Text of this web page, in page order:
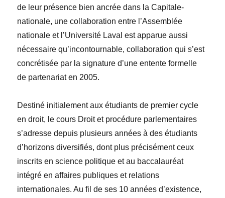
de leur présence bien ancrée dans la Capitale-
nationale, une collaboration entre l’Assemblée
nationale et l’Université Laval est apparue aussi
nécessaire qu’incontournable, collaboration qui s’est
concrétisée par la signature d’une entente formelle
de partenariat en 2005.
Destiné initialement aux étudiants de premier cycle
en droit, le cours Droit et procédure parlementaires
s’adresse depuis plusieurs années à des étudiants
d’horizons diversifiés, dont plus précisément ceux
inscrits en science politique et au baccalauréat
intégré en affaires publiques et relations
internationales. Au fil de ses 10 années d’existence,